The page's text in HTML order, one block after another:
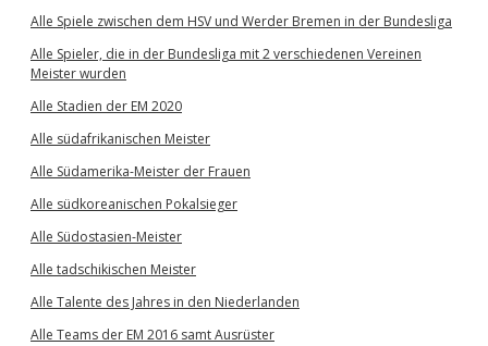
Alle Spiele zwischen dem HSV und Werder Bremen in der Bundesliga
Alle Spieler, die in der Bundesliga mit 2 verschiedenen Vereinen
Meister wurden
Alle Stadien der EM 2020
Alle südafrikanischen Meister
Alle Südamerika-Meister der Frauen
Alle südkoreanischen Pokalsieger
Alle Südostasien-Meister
Alle tadschikischen Meister
Alle Talente des Jahres in den Niederlanden
Alle Teams der EM 2016 samt Ausrüster